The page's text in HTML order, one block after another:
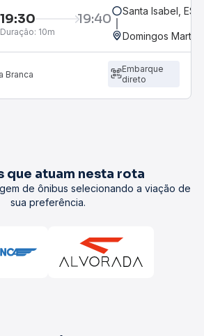
19:30 19:40
Duração: 10m
Santa Isabel, ES
Domingos
Branca
Embarque
direto
que atuam nesta rota
de ônibus selecionando a viação de
sua preferência.